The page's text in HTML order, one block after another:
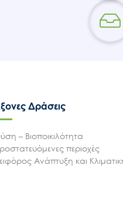
Δράσεις
– Βιοποικιλότητα
περιοχές
Ανάπτυξη και